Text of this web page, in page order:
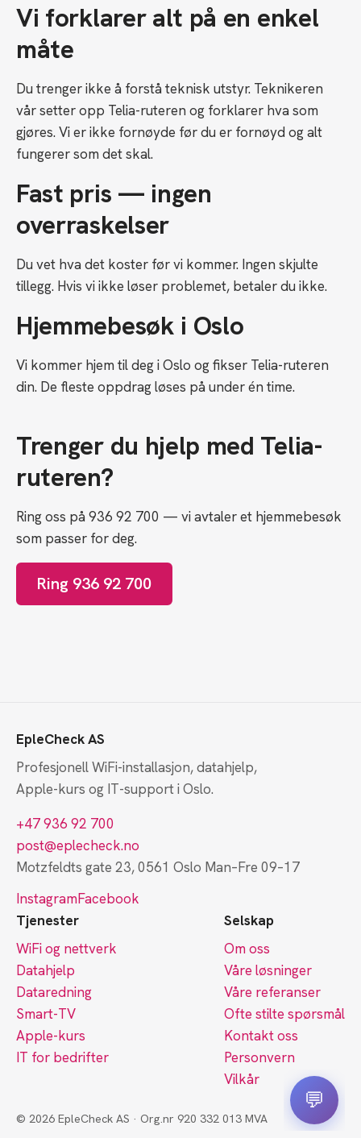
Vi forklarer alt på en enkel
måte
Du trenger ikke å forstå teknisk utstyr. Teknikeren
vår setter opp Telia-ruteren og forklarer hva som
gjøres. Vi er ikke fornøyde før du er fornøyd og alt
fungerer som det skal.
Fast pris — ingen
overraskelser
Du vet hva det koster før vi kommer. Ingen skjulte
tillegg. Hvis vi ikke løser problemet, betaler du ikke.
Hjemmebesøk i Oslo
Vi kommer hjem til deg i Oslo og fikser Telia-ruteren
din. De fleste oppdrag løses på under én time.
Trenger du hjelp med Telia-
ruteren?
Ring oss på 936 92 700 — vi avtaler et hjemmebesøk
som passer for deg.
Ring 936 92 700
EpleCheck AS
Profesjonell WiFi-installasjon, datahjelp,
Apple-kurs og IT-support i Oslo.
+47 936 92 700
post@eplecheck.no
Motzfeldts gate 23, 0561 Oslo Man–Fre 09–17
InstagramFacebook
Tjenester
WiFi og nettverk
Datahjelp
Dataredning
Smart-TV
Apple-kurs
IT for bedrifter
Selskap
Om oss
Våre løsninger
Våre referanser
Ofte stilte spørsmål
Kontakt oss
Personvern
Vilkår
© 2026 EpleCheck AS · Org.nr 920 332 013 MVA